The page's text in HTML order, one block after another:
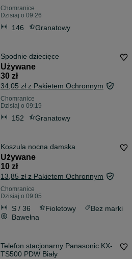
Chomranice
Dzisiaj o 09:26
146 Granatowy
Spodnie dziecięce
Używane
30 zł
34,05 zł z Pakietem Ochronnym
Chomranice
Dzisiaj o 09:19
152 Granatowy
Koszula nocna damska
Używane
10 zł
13,85 zł z Pakietem Ochronnym
Chomranice
Dzisiaj o 09:05
S / 36 Fioletowy
Bez marki
Bawełna
Telefon stacjonarny Panasonic KX-
TS500 PDW Biały